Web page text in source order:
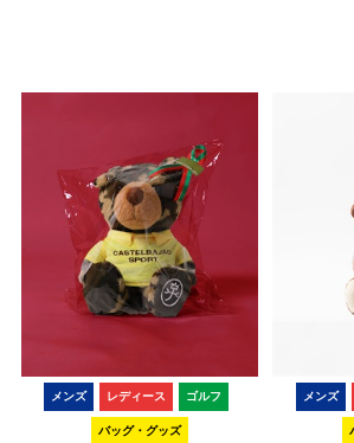
メンズ レディース ゴルフ
バッグ・グッズ
メンズ